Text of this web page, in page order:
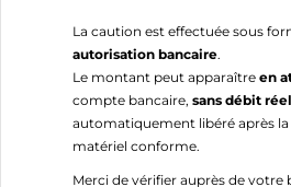
La caution est effectuée sous
autorisation bancaire.
Le montant peut apparaître en
compte bancaire, sans débit réel
automatiquement libéré après
matériel conforme.
Merci de vérifier auprès de votre